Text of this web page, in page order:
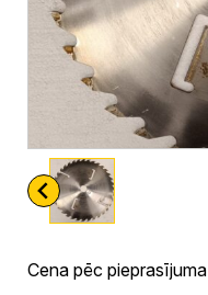
Cena pēc pieprasījuma